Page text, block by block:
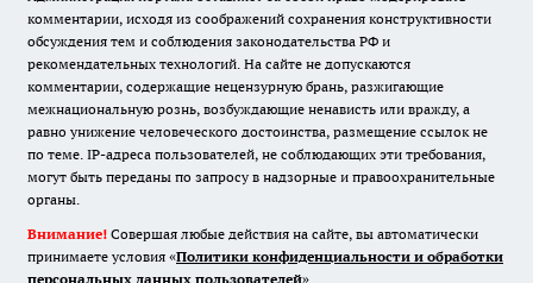
комментарии, исходя из соображений сохранения конструктивности
обсуждения тем и соблюдения законодательства РФ и
рекомендательных технологий. На сайте не допускаются
комментарии, содержащие нецензурную брань, разжигающие
межнациональную рознь, возбуждающие ненависть или вражду, а
равно унижение человеческого достоинства, размещение ссылок не
по теме. IP-адреса пользователей, не соблюдающих эти требования,
могут быть переданы по запросу в надзорные и правоохранительные
органы.
Внимание! Совершая любые действия на сайте, вы автоматически
принимаете условия «Политики конфиденциальности и обработки
персональных данных пользователей»